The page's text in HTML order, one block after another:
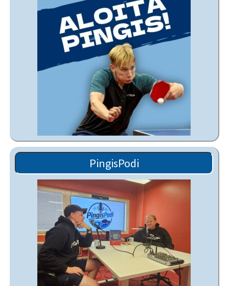
PingisPodi